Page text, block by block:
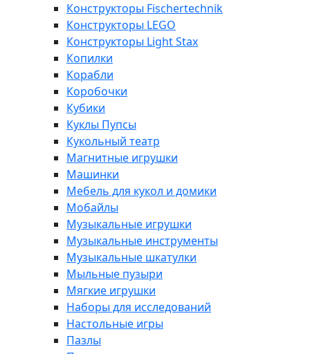
Конструкторы Fisсhertechnik
Конструкторы LEGO
Конструкторы Light Stax
Копилки
Корабли
Коробочки
Кубики
Куклы Пупсы
Кукольный театр
Магнитные игрушки
Машинки
Мебель для кукол и домики
Мобайлы
Музыкальные игрушки
Музыкальные инструменты
Музыкальные шкатулки
Мыльные пузыри
Мягкие игрушки
Наборы для исследований
Настольные игры
Пазлы